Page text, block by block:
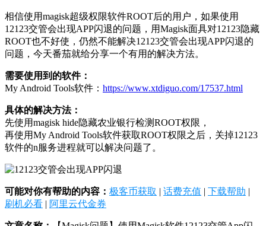
相信使用magisk超级权限软件ROOT后的用户，如果使用
12123交管会出现APP闪退的问题，用Magisk面具对12123隐藏
ROOT也不好使，仍然不能解决12123交管会出现APP闪退的
问题，今天番茄就给分享一个有用的解决方法。
需要使用到的软件：
My Android Tools软件： https://www.xtdiguo.com/17537.html
具体的解决方法：
先使用magisk hide隐藏农业银行检测ROOT权限，
再使用My Android Tools软件获取ROOT权限之后，关掉12123
软件的n服务进程就可以解决问题了。
可能对你有帮助的内容： 极客币获取 | 话费充值 | 下载帮助 |
刷机必看 | 阿里云代金券